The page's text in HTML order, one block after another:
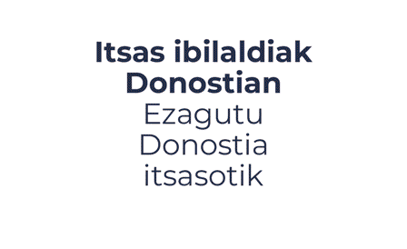
interes komertzial legitimoetan babesten dira. Ikusi gure
bazkideen zerrenda, beren ustez zein helburutarako
duten interes legitimoa eta horren aurka nola egin
dezakezun ikusteko.
Lortu zure datu pertsonalak prozesatzeko moduari
buruzko informazio gehiago eta ezarri zure lehentasunak